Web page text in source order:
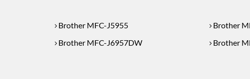
Brother MFC-J5955
Brother
Brother MFC-J6957DW
Brother